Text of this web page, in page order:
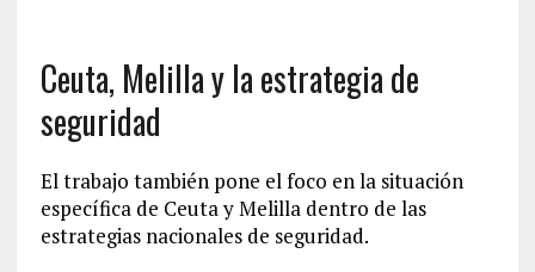
Ceuta, Melilla y la estrategia de
seguridad
El trabajo también pone el foco en la situación
específica de Ceuta y Melilla dentro de las
estrategias nacionales de seguridad.